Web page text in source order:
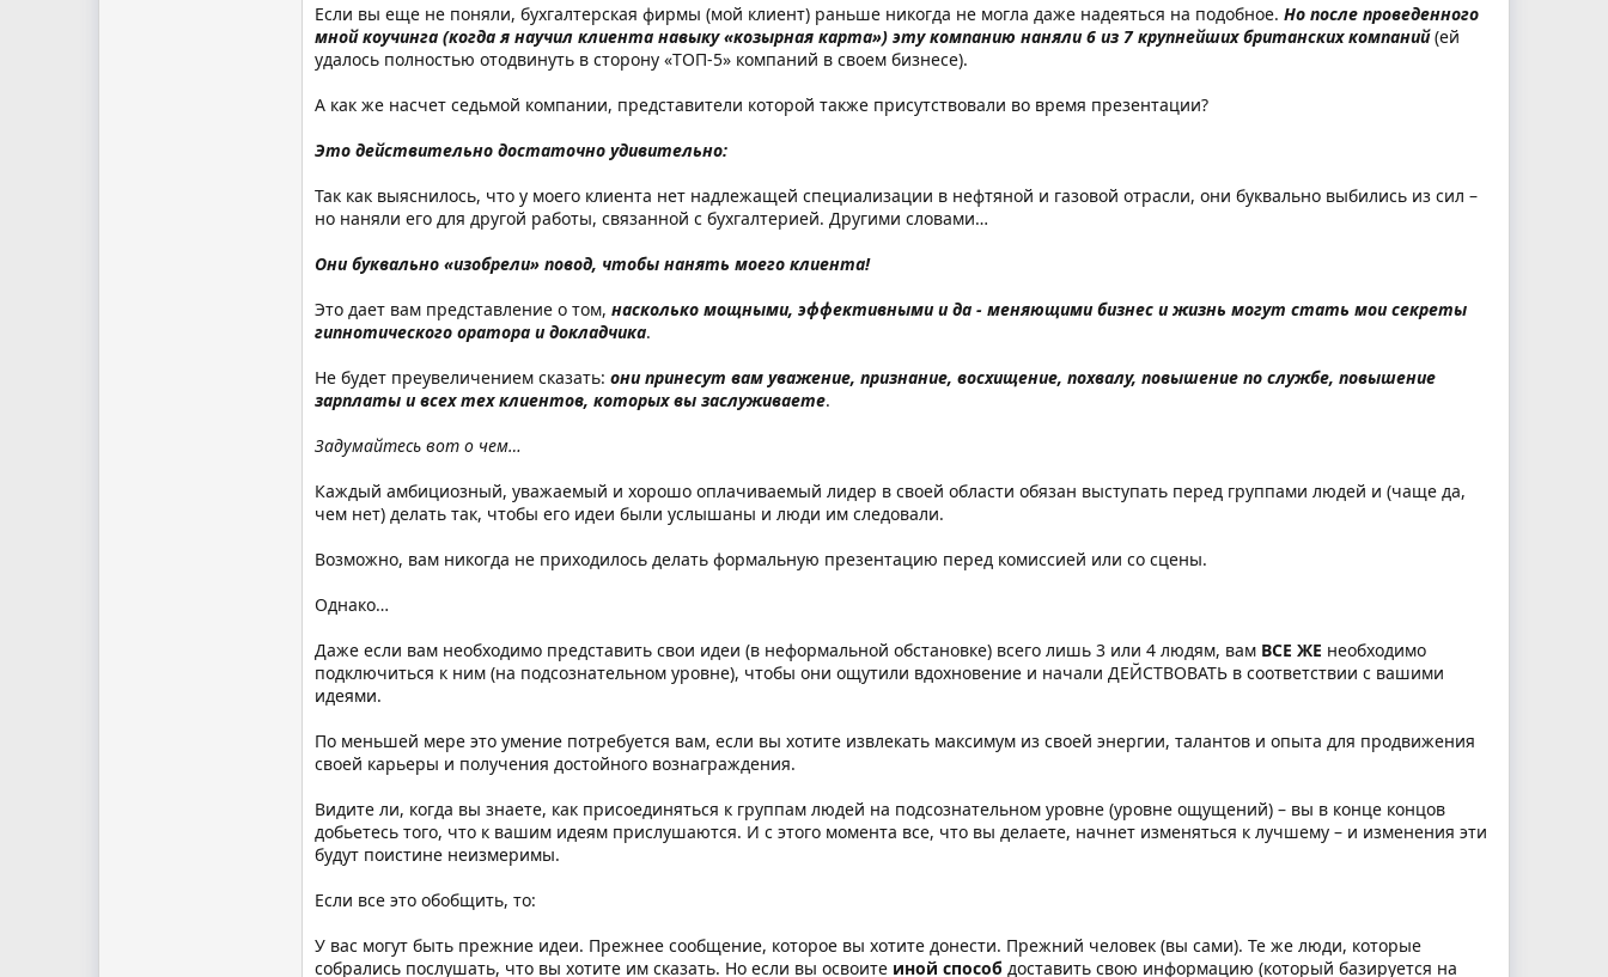
Если вы еще не поняли, бухгалтерская фирмы (мой клиент) раньше никогда не могла даже надеяться на подобное. Но после проведенного
мной коучинга (когда я научил клиента навыку «козырная карта») эту компанию наняли 6 из 7 крупнейших британских компаний(ей
удалось полностью отодвинуть в сторону «ТОП-5» компаний в своем бизнесе).
А как же насчет седьмой компании, представители которой также присутствовали во время презентации?
Это действительно достаточно удивительно:
Так как выяснилось, что у моего клиента нет надлежащей специализации в нефтяной и газовой отрасли, они буквально выбились из сил –
но наняли его для другой работы, связанной с бухгалтерией. Другими словами…
Они буквально «изобрели» повод, чтобы нанять моего клиента!
Это дает вам представление о том, насколько мощными, эффективными и да - меняющими бизнес и жизнь могут стать мои секреты
гипнотического оратора и докладчика.
Не будет преувеличением сказать: они принесут вам уважение, признание, восхищение, похвалу, повышение по службе, повышение
зарплаты и всех тех клиентов, которых вы заслуживаете.
Задумайтесь вот о чем…
Каждый амбициозный, уважаемый и хорошо оплачиваемый лидер в своей области обязан выступать перед группами людей и (чаще да,
чем нет) делать так, чтобы его идеи были услышаны и люди им следовали.
Возможно, вам никогда не приходилось делать формальную презентацию перед комиссией или со сцены.
Однако…
Даже если вам необходимо представить свои идеи (в неформальной обстановке) всего лишь 3 или 4 людям, вам ВСЕ ЖЕ необходимо
подключиться к ним (на подсознательном уровне), чтобы они ощутили вдохновение и начали ДЕЙСТВОВАТЬ в соответствии с вашими
идеями.
По меньшей мере это умение потребуется вам, если вы хотите извлекать максимум из своей энергии, талантов и опыта для продвижения
своей карьеры и получения достойного вознаграждения.
Видите ли, когда вы знаете, как присоединяться к группам людей на подсознательном уровне (уровне ощущений) – вы в конце концов
добьетесь того, что к вашим идеям прислушаются. И с этого момента все, что вы делаете, начнет изменяться к лучшему – и изменения эти
будут поистине неизмеримы.
Если все это обобщить, то:
У вас могут быть прежние идеи. Прежнее сообщение, которое вы хотите донести. Прежний человек (вы сами). Те же люди, которые
собрались послушать, что вы хотите им сказать. Но если вы освоите иной способ доставить свою информацию (который базируется на